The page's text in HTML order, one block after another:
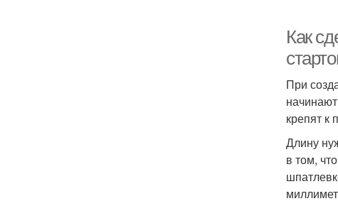
Как
При
крепят к
Длину
в том,